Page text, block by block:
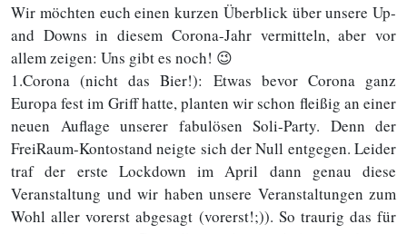
Wir möchten euch einen kurzen Überblick über unsere Up-
and Downs in diesem Corona-Jahr vermitteln, aber vor
allem zeigen: Uns gibt es noch! 😉
1.Corona (nicht das Bier!): Etwas bevor Corona ganz
Europa fest im Griff hatte, planten wir schon fleißig an einer
neuen Auflage unserer fabulösen Soli-Party. Denn der
FreiRaum-Kontostand neigte sich der Null entgegen. Leider
traf der erste Lockdown im April dann genau diese
Veranstaltung und wir haben unsere Veranstaltungen zum
Wohl aller vorerst abgesagt (vorerst!;)). So traurig das für